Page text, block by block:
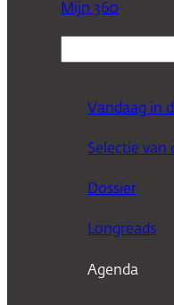
Mijn 360
Vandaag in
Selectie van
Dossier
Longreads
Agenda